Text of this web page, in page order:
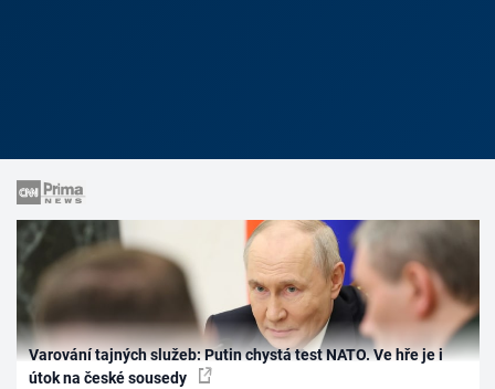
Varování tajných služeb: Putin chystá test NATO. Ve hře je i
útok na české sousedy